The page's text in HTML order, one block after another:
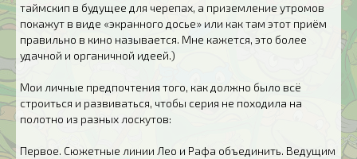
таймскип в будущее для черепах, а приземление утромов
покажут в виде «экранного досье» или как там этот приём
правильно в кино называется. Мне кажется, это более
удачной и органичной идеей.)
Мои личные предпочтения того, как должно было всё
строиться и развиваться, чтобы серия не походила на
полотно из разных лоскутов:
Первое. Сюжетные линии Лео и Рафа объединить. Ведущим